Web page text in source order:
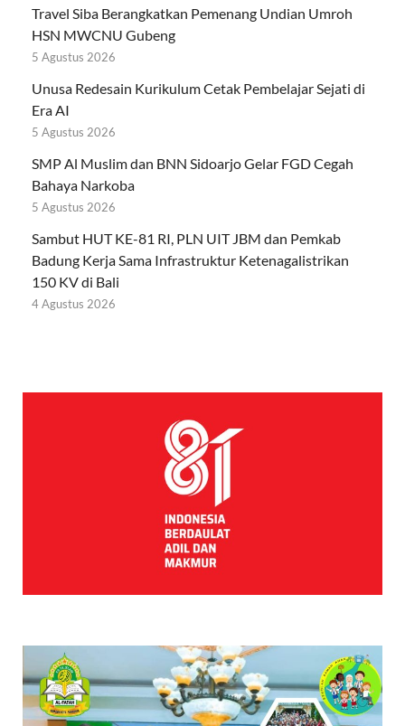
Travel Siba Berangkatkan Pemenang Undian Umroh
HSN MWCNU Gubeng
5 Agustus 2026
Unusa Redesain Kurikulum Cetak Pembelajar Sejati di
Era AI
5 Agustus 2026
SMP Al Muslim dan BNN Sidoarjo Gelar FGD Cegah
Bahaya Narkoba
5 Agustus 2026
Sambut HUT KE-81 RI, PLN UIT JBM dan Pemkab
Badung Kerja Sama Infrastruktur Ketenagalistrikan
150 KV di Bali
4 Agustus 2026